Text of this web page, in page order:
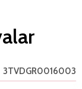
3TVDGR0016003